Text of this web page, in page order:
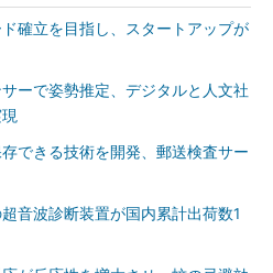
確立を目指し、スタートアップが
ーで姿勢推定、デジタルと人文社
できる技術を開発、郵送検査サー
音波診断装置が国内累計出荷数1